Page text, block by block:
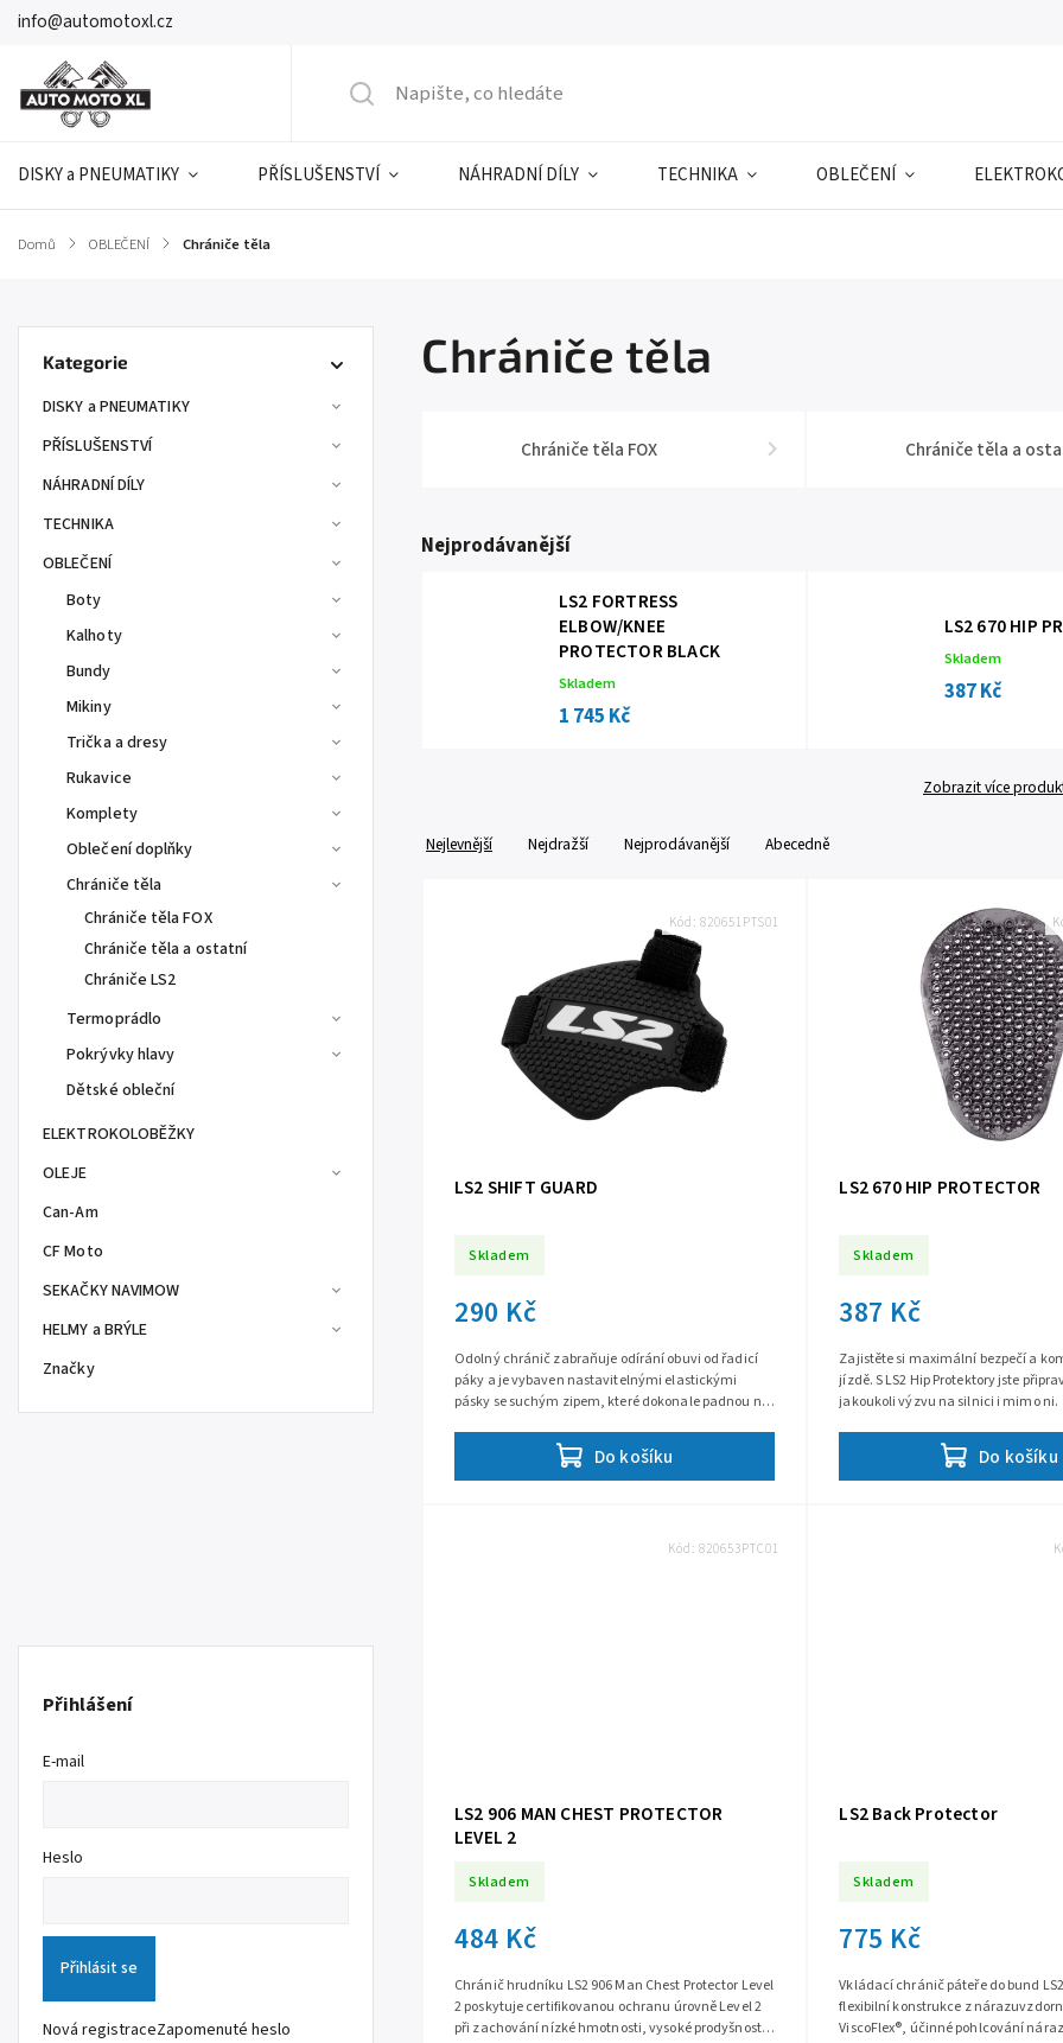
info@automotoxl.cz
DISKY a PNEUMATIKY PŘÍSLUŠENSTVÍ NÁHRADNÍ DÍLY TECHNIKA OBLEČENÍ
Domů / OBLEČENÍ / Chrániče těla
Kategorie
DISKY a PNEUMATIKY
PŘÍSLUŠENSTVÍ
NÁHRADNÍ DÍLY
TECHNIKA
OBLEČENÍ
Boty
Kalhoty
Bundy
Mikiny
Trička a dresy
Rukavice
Komplety
Oblečení doplňky
Chrániče těla
Chrániče těla FOX
Chrániče těla a ostatní
Chrániče LS2
Termoprádlo
Pokrývky hlavy
Dětské obleční
ELEKTROKOLOBĚŽKY
OLEJE
Can-Am
CF Moto
SEKAČKY NAVIMOW
HELMY a BRÝLE
Značky
Přihlášení
E-mail
Heslo
Přihlásit se
Nová registraceZapomenuté heslo
Chrániče těla
Chrániče těla FOX Chrániče těla a
Nejprodávanější
LS2 FORTRESS
ELBOW/KNEE
PROTECTOR BLACK
Skladem
1 745 Kč
LS2 670 HIP
Skladem
387 Kč
Zobrazit více
Nejlevnější Nejdražší Nejprodávanější Abecedně
LS2 SHIFT GUARD
Skladem
290 Kč
Do košíku
Odolný chránič zabraňuje odírání obuvi od řadicí
páky a je vybaven nastavitelnými elastickými
pásky se suchým zipem, které dokonale padnou na
Kód:820651PTS01
LS2 670 HIP PROTECTOR
Skladem
387 Kč
Do košíku
Zajistěte si maximální bezpečí a
jízdě. S LS2 Hip Protektory jste
jakoukoli výzvu na silnici i mimo ni.
LS2 906 MAN CHEST PROTECTOR
LEVEL 2
Skladem
484 Kč
Chránič hrudníku LS2 906 Man Chest Protector Level
2 poskytuje certifikovanou ochranu úrovně Level 2
při zachování nízké hmotnosti, vysoké prodyšnosti
Kód:820653PTC01
LS2 Back Protector
Skladem
775 Kč
Vkládací chránič páteře do bund
flexibilní konstrukce z
ViscoFlex®, účinné pohlcování